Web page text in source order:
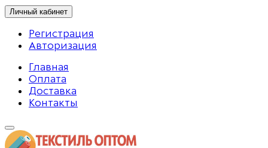
Личный кабинет
Регистрация
Авторизация
Главная
Оплата
Доставка
Контакты